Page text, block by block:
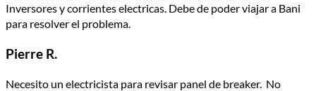
Inversores y corrientes electricas. Debe de poder viajar a Bani
para resolver el problema.
Pierre R.
Necesito un electricista para revisar panel de breaker. No